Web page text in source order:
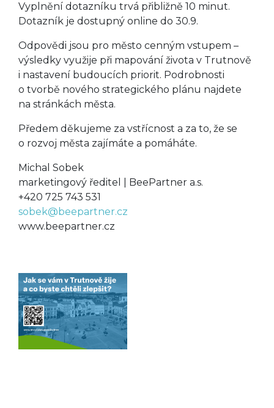
Vyplnění dotazníku trvá přibližně 10 minut.
Dotazník je dostupný online do 30.9.
Odpovědi jsou pro město cenným vstupem –
výsledky využije při mapování života v Trutnově
i nastavení budoucích priorit. Podrobnosti
o tvorbě nového strategického plánu najdete
na stránkách města.
Předem děkujeme za vstřícnost a za to, že se
o rozvoj města zajímáte a pomáháte.
Michal Sobek
marketingový ředitel | BeePartner a.s.
+420 725 743 531
sobek@beepartner.cz
www.beepartner.cz